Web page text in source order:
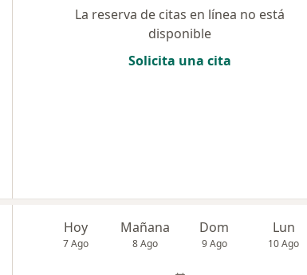
La reserva de citas en línea no está
disponible
Solicita una cita
Hoy
7 Ago
Mañana
8 Ago
Dom
9 Ago
Lun
10 Ago